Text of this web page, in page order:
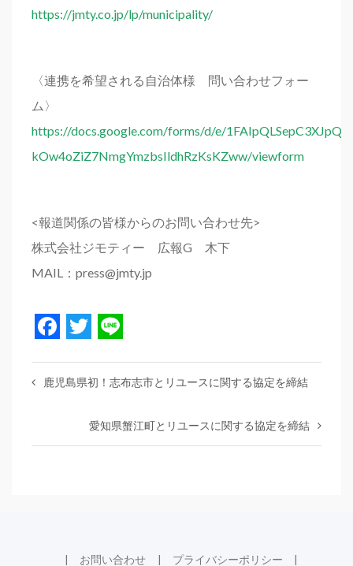
https://jmty.co.jp/lp/municipality/
〈連携を希望される自治体様 問い合わせフォー
ム〉
https://docs.google.com/forms/d/e/
kOw4oZiZ7NmgYmzbsIldhRzKsKZww/viewform
<報道関係の皆様からのお問い合わせ先>
株式会社ジモティー 広報G 木下
MAIL：press@jmty.jp
Facebook
Twitter
鹿児島県初！志布志市とリユースに関する協定を締結
愛知県蟹江町とリユースに関する協定を締結
お問い合わせ プライバシーポリシー